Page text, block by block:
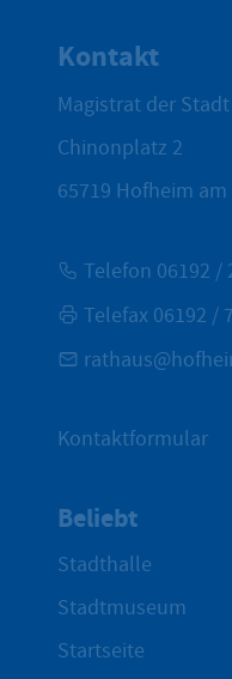
Kontakt
Magistrat der
Chinonplatz 2
65719 Hofheim am
Telefon 06192 /
Telefax 06192 /
Kontaktformular
Beliebt
Stadthalle
Stadtmuseum
Startseite